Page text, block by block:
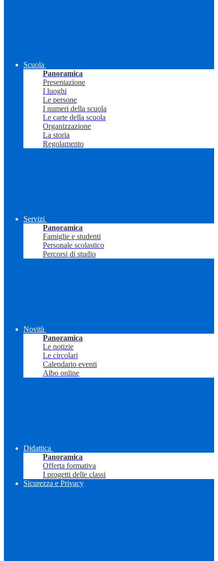
Scuola
Panoramica
Presentazione
I luoghi
Le persone
I numeri della scuola
Le carte della scuola
Organizzazione
La storia
Regolamento
Servizi
Panoramica
Famiglie e studenti
Personale scolastico
Percorsi di studio
Novità
Panoramica
Le notizie
Le circolari
Calendario eventi
Albo online
Didattica
Panoramica
Offerta formativa
I progetti delle classi
Sicurezza e Privacy